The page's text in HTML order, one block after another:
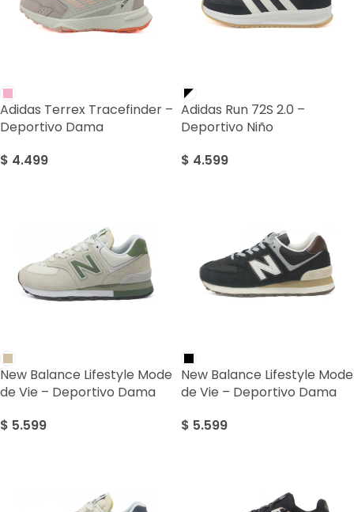
Adidas Terrex Tracefinder –
Deportivo Dama
$ 4.499
Adidas Run 72S 2.0 –
Deportivo Niño
$ 4.599
New Balance Lifestyle Mode
de Vie – Deportivo Dama
$ 5.599
New Balance Lifestyle Mode
de Vie – Deportivo Dama
$ 5.599